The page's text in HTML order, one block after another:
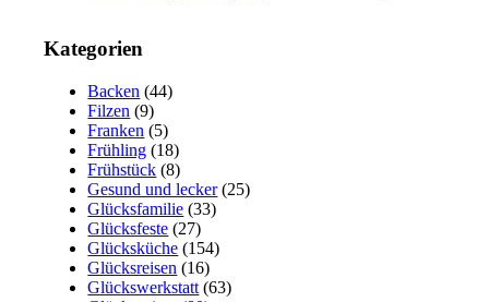
Kategorien
Backen (44)
Filzen (9)
Franken (5)
Frühling (18)
Frühstück (8)
Gesund und lecker(25)
Glücksfamilie (33)
Glücksfeste (27)
Glücksküche (154)
Glücksreisen (16)
Glückswerkstatt (63)